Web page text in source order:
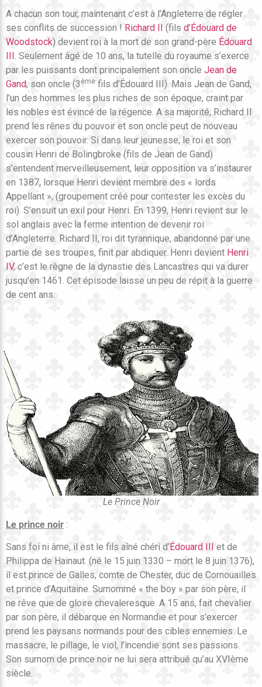
A chacun son tour, maintenant c’est à l’Angleterre de régler
ses conflits de succession ! Richard II (fils d’Édouard de
Woodstock) devient roi à la mort de son grand-père Édouard
. Seulement âgé de 10 ans, la tutelle du royaume s’exerce
par les puissants dont principalement son oncle Jean de
Gand, son oncle (3ème fils d’Édouard III). Mais Jean de Gand,
l’un des hommes les plus riches de son époque, craint par
les nobles est évincé de la régence. A sa majorité, Richard II
prend les rênes du pouvoir et son oncle peut de nouveau
exercer son pouvoir. Si dans leur jeunesse, le roi et son
cousin Henri de Bolingbroke (fils de Jean de Gand)
s’entendent merveilleusement, leur opposition va s’instaurer
en 1387, lorsque Henri devient membre des « lords
Appellant », (groupement créé pour contester les excès du
roi). S’ensuit un exil pour Henri. En 1399, Henri revient sur le
sol anglais avec la ferme intention de devenir roi
d’Angleterre. Richard II, roi dit tyrannique, abandonné par une
partie de ses troupes, finit par abdiquer. Henri devient Henri
IV, c’est le règne de la dynastie des Lancastres qui va durer
jusqu’en 1461. Cet épisode laisse un peu de répit à la guerre
de cent ans.
Le Prince Noir
Le prince noir :
Sans foi ni âme, il est le fils aîné chéri d’Édouard III
et de
Philippa de Hainaut. (né le 15 juin 1330 – mort le 8 juin 1376),
il est prince de Galles, comte de Chester, duc de Cornouailles
et prince d’Aquitaine. Surnommé « the boy » par son père, il
ne rêve que de gloire chevaleresque. A 15 ans, fait chevalier
par son père, il débarque en Normandie et pour s’exercer
prend les paysans normands pour des cibles ennemies. Le
massacre, le pillage, le viol, l’incendie sont ses passions.
Son surnom de prince noir ne lui sera attribué qu’au XVIème
siècle.